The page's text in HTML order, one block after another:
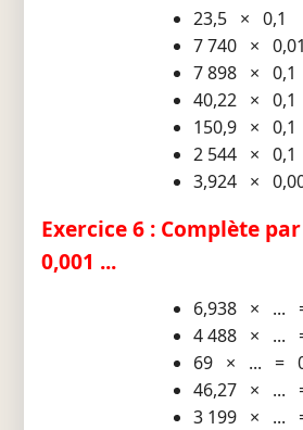
23,5 × 0,1
7 740 × 0,01
7 898 × 0,1
40,22 × 0,1
150,9 × 0,1
2 544 × 0,1
3,924 ×
Exercice 6 : Complète
0,001 ...
6,938 × ...
4 488 × ...
69 × ... =
46,27 × ...
3 199 × ...